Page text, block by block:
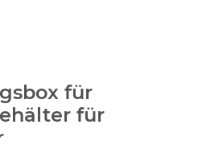
für
für